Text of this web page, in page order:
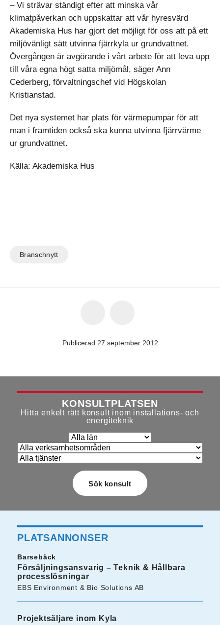
– Vi strävar ständigt efter att minska vår
klimatpåverkan och uppskattar att vår hyresvärd
Akademiska Hus har gjort det möjligt för oss att på ett
miljövänligt sätt utvinna fjärrkyla ur grundvattnet.
Övergången är avgörande i vårt arbete för att leva upp
till våra egna högt satta miljömål, säger Ann
Cederberg, förvaltningschef vid Högskolan
Kristianstad.
Det nya systemet har plats för värmepumpar för att
man i framtiden också ska kunna utvinna fjärrvärme
ur grundvattnet.
Källa: Akademiska Hus
Branschnytt
Publicerad 27 september 2012
KONSULTPLATSEN
Hitta enkelt rätt konsult inom installations- och
energiteknik
PLATSANNONSER
Barsebäck
Försäljningsansvarig – Teknik & Hållbara
processlösningar
EBS Environment & Bio Solutions AB
Projektsäljare inom Kyla